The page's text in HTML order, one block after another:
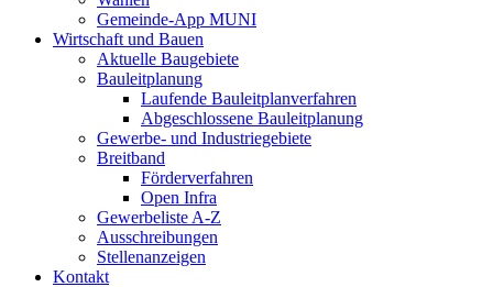
Gemeinde-App MUNI
Wirtschaft und Bauen
Aktuelle Baugebiete
Bauleitplanung
Laufende Bauleitplanverfahren
Abgeschlossene Bauleitplanung
Gewerbe- und Industriegebiete
Breitband
Förderverfahren
Open Infra
Gewerbeliste A-Z
Ausschreibungen
Stellenanzeigen
Kontakt